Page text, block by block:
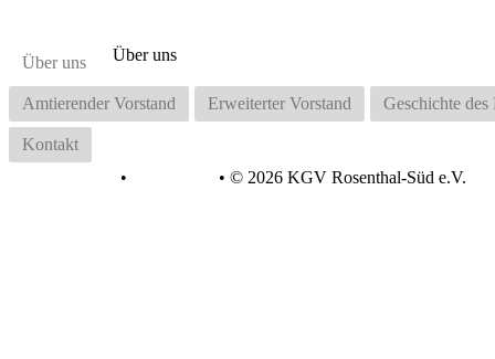
Über uns
Amtierender Vorstand Erweiterter Vorstand Geschichte
Kontakt
Über uns
• • © 2026 KGV Rosenthal-Süd e.V.